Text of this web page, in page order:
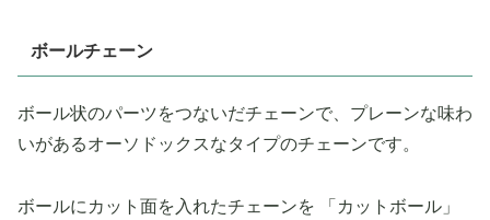
ボールチェーン
ボール状のパーツをつないだチェーンで、プレーンな味わ
いがあるオーソドックスなタイプのチェーンです。
ボールにカット面を入れたチェーンを 「カットボール」